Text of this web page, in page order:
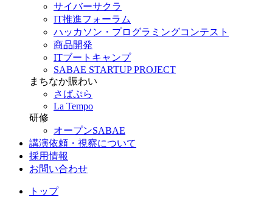
サイバーサクラ
IT推進フォーラム
ハッカソン・プログラミングコンテスト
商品開発
ITブートキャンプ
SABAE STARTUP PROJECT
まちなか賑わい
さばぷら
La Tempo
研修
オープンSABAE
講演依頼・視察について
採用情報
お問い合わせ
トップ